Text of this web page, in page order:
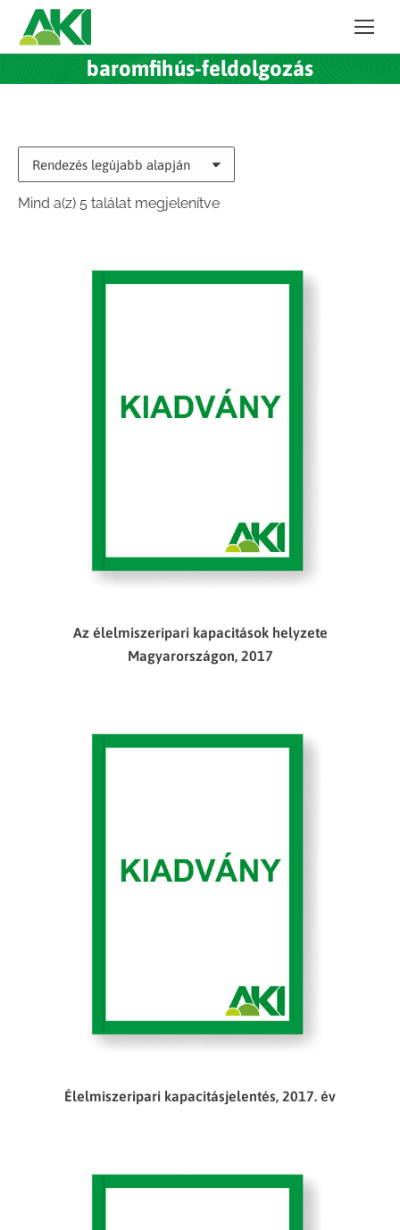
baromfihús-feldolgozás
Mind a(z) 5 találat megjelenítveSorted
Az élelmiszeripari kapacitások helyzete
Magyarországon, 2017
Élelmiszeripari kapacitásjelentés, 2017. év